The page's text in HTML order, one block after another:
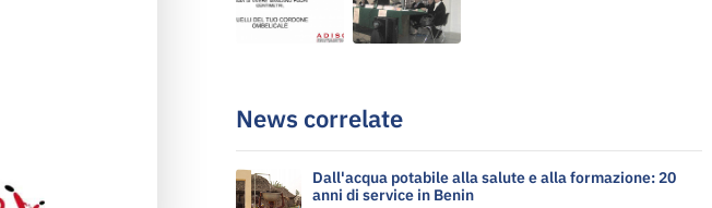
News correlate
Dall'acqua potabile alla salute e alla formazione: 20
anni di service in Benin